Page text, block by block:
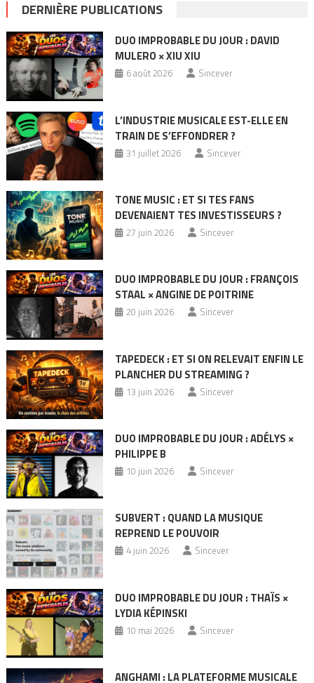
DERNIÈRE PUBLICATIONS
DUO IMPROBABLE DU JOUR : DAVID
MULERO × XIU XIU
6 août 2026 Sincever
L’INDUSTRIE MUSICALE EST-ELLE EN
TRAIN DE S’EFFONDRER ?
31 juillet 2026 Sincever
TONE MUSIC : ET SI TES FANS
DEVENAIENT TES INVESTISSEURS ?
27 juin 2026 Sincever
DUO IMPROBABLE DU JOUR : FRANÇOIS
STAAL × ANGINE DE POITRINE
20 juin 2026 Sincever
TAPEDECK : ET SI ON RELEVAIT ENFIN LE
PLANCHER DU STREAMING ?
13 juin 2026 Sincever
DUO IMPROBABLE DU JOUR : ADÉLYS ×
PHILIPPE B
10 juin 2026 Sincever
SUBVERT : QUAND LA MUSIQUE
REPREND LE POUVOIR
4 juin 2026 Sincever
DUO IMPROBABLE DU JOUR : THAÏS ×
LYDIA KÉPINSKI
10 mai 2026 Sincever
ANGHAMI : LA PLATEFORME MUSICALE